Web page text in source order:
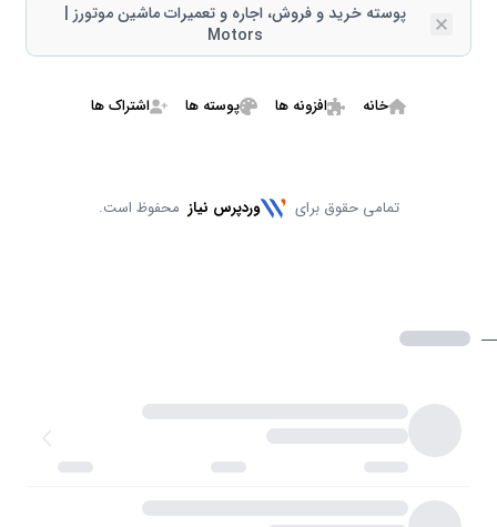
Removeپوسته خرید و فروش، اجاره و تعمیرات ماشین موتورز |
Motors
خانه افزونه ها پوسته ها اشتراک ها
تمامی حقوق برای وردپرس نیاز محفوظ است.